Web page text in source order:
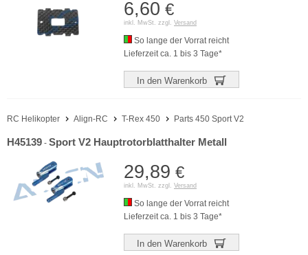
6,60 €
inkl. MwSt. zzgl. Versand
So lange der Vorrat reicht
Lieferzeit ca. 1 bis 3 Tage*
In den Warenkorb
RC Helikopter Align-RC T-Rex 450 Parts 450 Sport V2
H45139 - Sport V2 Hauptrotorblatthalter Metall
29,89 €
inkl. MwSt. zzgl. Versand
So lange der Vorrat reicht
Lieferzeit ca. 1 bis 3 Tage*
In den Warenkorb